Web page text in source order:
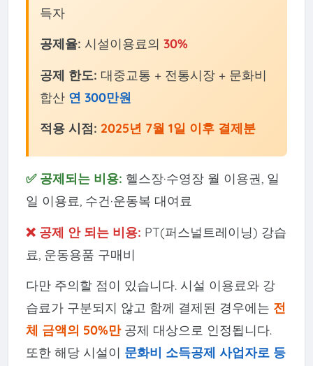
득자
공제율: 시설이용료의 30%
공제 한도: 대중교통 + 전통시장 + 문화비
합산 연 300만원
적용 시점: 2025년 7월 1일 이후 결제분
✅ 공제되는 비용: 헬스장·수영장 월 이용권, 일
일 이용료, 수건·운동복 대여료
❌ 공제 안 되는 비용: PT(퍼스널트레이닝) 강습
료, 운동용품 구매비
다만 주의할 점이 있습니다. 시설 이용료와 강
습료가 구분되지 않고 함께 결제된 경우에는 전
체 금액의 50%만공제 대상으로 인정됩니다.
또한 해당 시설이 문화비 소득공제 사업자로 등